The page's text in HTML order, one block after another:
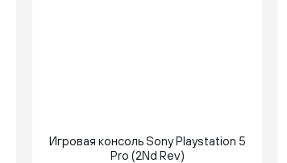
Игровая консоль Sony Playstation 5
Pro (2Nd Rev)